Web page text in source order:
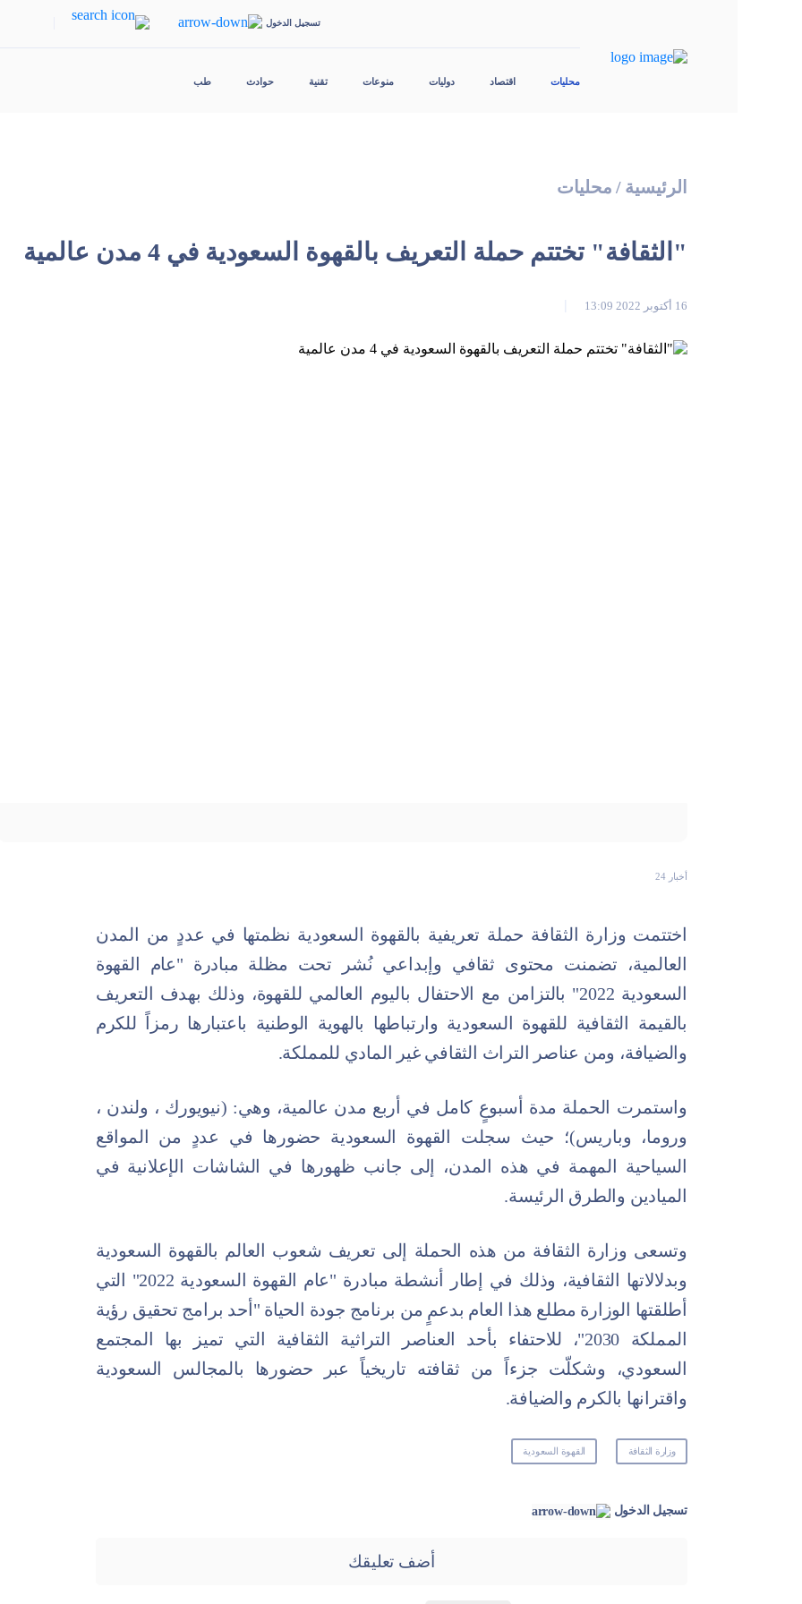
تسجيل الدخول
محليات اقتصاد دوليات منوعات تقنية حوادث طب
الرئيسية / محليات
"الثقافة" تختتم حملة التعريف بالقهوة السعودية في 4 مدن عالمية
16 أكتوبر 2022 13:09
أخبار 24
اختتمت وزارة الثقافة حملة تعريفية بالقهوة السعودية نظمتها في عددٍ من المدن
العالمية، تضمنت محتوى ثقافي وإبداعي نُشر تحت مظلة مبادرة "عام القهوة
السعودية 2022" بالتزامن مع الاحتفال باليوم العالمي للقهوة، وذلك بهدف التعريف
بالقيمة الثقافية للقهوة السعودية وارتباطها بالهوية الوطنية باعتبارها رمزاً للكرم
والضيافة، ومن عناصر التراث الثقافي غير المادي للمملكة.
واستمرت الحملة مدة أسبوعٍ كامل في أربع مدن عالمية، وهي: (نيويورك ، ولندن ،
وروما، وباريس)؛ حيث سجلت القهوة السعودية حضورها في عددٍ من المواقع
السياحية المهمة في هذه المدن، إلى جانب ظهورها في الشاشات الإعلانية في
الميادين والطرق الرئيسة.
وتسعى وزارة الثقافة من هذه الحملة إلى تعريف شعوب العالم بالقهوة السعودية
وبدلالاتها الثقافية، وذلك في إطار أنشطة مبادرة "عام القهوة السعودية 2022" التي
أطلقتها الوزارة مطلع هذا العام بدعمٍ من برنامج جودة الحياة "أحد برامج تحقيق رؤية
المملكة 2030"، للاحتفاء بأحد العناصر التراثية الثقافية التي تميز بها المجتمع
السعودي، وشكلّت جزءاً من ثقافته تاريخياً عبر حضورها بالمجالس السعودية
واقترانها بالكرم والضيافة.
وزارة الثقافة القهوة السعودية
تسجيل الدخول
أضف تعليقك